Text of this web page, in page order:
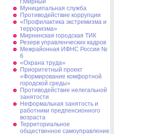
г.Мирный
Муниципальная cлужба
Противодействие коррупции
«Профилактика экстремизма и
терроризма»
Мирнинская городская ТИК
Резерв управленческих кадров
Межрайонная ИФНС России №
6
«Охрана труда»
Приоритетный проект
«Формирование комфортной
городской среды»
Противодействие нелегальной
занятости
Неформальная занятость и
работники предпенсионного
возраста
Территориальное
общественное самоуправление